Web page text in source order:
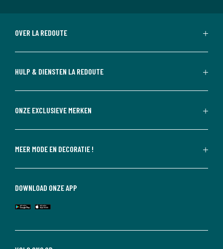
OVER LA REDOUTE
HULP & DIENSTEN LA REDOUTE
ONZE EXCLUSIEVE MERKEN
MEER MODE EN DECORATIE !
DOWNLOAD ONZE APP